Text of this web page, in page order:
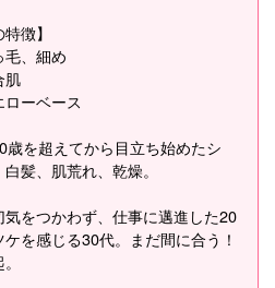
徴】
、細め
肌
ーベース
歳を超えてから目立ち始めたシ
髪、肌荒れ、乾燥。
気をつかわず、仕事に邁進した20
を感じる30代。まだ間に合う！